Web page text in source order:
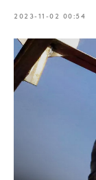
2023-11-02 00:54